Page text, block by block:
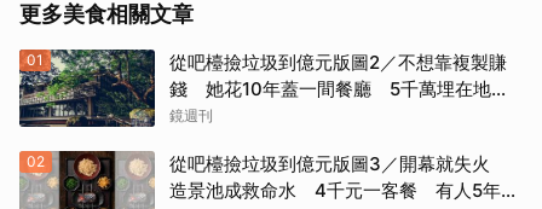
更多美食相關文章
01
從吧檯撿垃圾到億元版圖2／不想靠複製賺
錢 她花10年蓋一間餐廳 5千萬埋在地下
瀕臨破產
鏡週刊
02
從吧檯撿垃圾到億元版圖3／開幕就失火
造景池成救命水 4千元一客餐 有人5年吃